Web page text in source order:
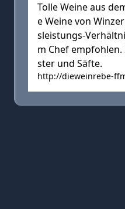
Tolle Weine aus
e Weine von
sleistungs-
m Chef empfohlen.
ster und Säfte.
http://dieweinrebe-